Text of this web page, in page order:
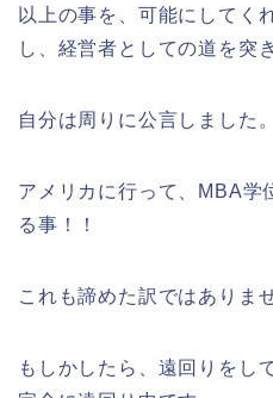
以上の事を、可能にしてく
し、経営者としての道を突
自分は周りに公言しました。
アメリカに行って、MBA学
る事！！
これも諦めた訳ではありま
もしかしたら、遠回りをし